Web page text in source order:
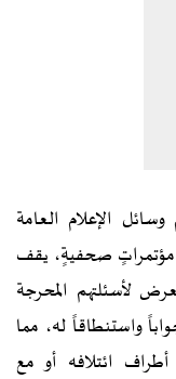
الإعلام العامة
مؤتمراتٍ صحفيةٍ، يقف
لأسئلتهم المحرجة
واستنطاقاً له، مما
ائتلافه أو مع